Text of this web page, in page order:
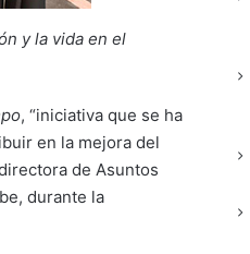
y la vida en el
, “iniciativa que se ha
en la mejora del
de Asuntos
durante la